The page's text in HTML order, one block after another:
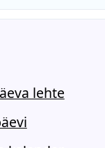
lehte